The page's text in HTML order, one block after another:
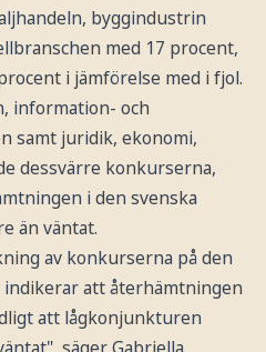
byggindustrin
med 17 procent,
i jämförelse med i fjol.
information- och
samt juridik, ekonomi,
dessvärre konkurserna,
i den svenska
än väntat.
av konkurserna på den
att återhämtningen
att lågkonjunkturen